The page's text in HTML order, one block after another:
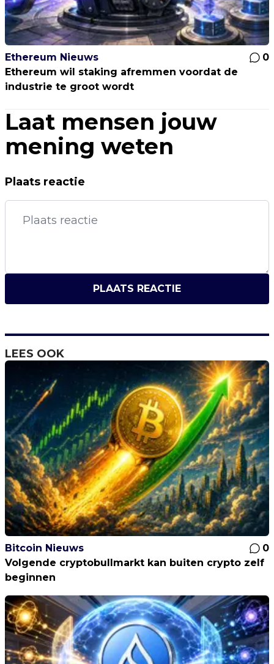
Ethereum Nieuws
0
Ethereum wil staking afremmen voordat de
industrie te groot wordt
Laat mensen jouw
mening weten
Plaats reactie
PLAATS REACTIE
LEES OOK
Bitcoin Nieuws
0
Volgende cryptobullmarkt kan buiten crypto zelf
beginnen